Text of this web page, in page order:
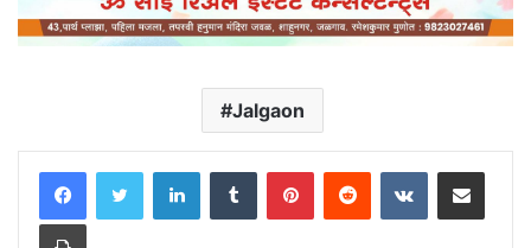
Jalgaon
LinkedInTumblr PinterestReddit VKontakteShare via Email
Print